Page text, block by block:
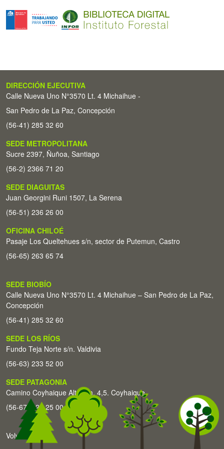
DIRECCIÓN EJECUTIVA
Calle Nueva Uno N°3570 Lt. 4 Michaihue -
San Pedro de La Paz, Concepción
(56-41) 285 32 60
SEDE METROPOLITANA
Sucre 2397, Ñuñoa, Santiago
(56-2) 2366 71 20
SEDE DIAGUITAS
Juan Georgini Runi 1507, La Serena
(56-51) 236 26 00
OFICINA CHILOÉ
Pasaje Los Queltehues s/n, sector de Putemun, Castro
(56-65) 263 65 74
SEDE BIOBÍO
Calle Nueva Uno N°3570 Lt. 4 Michaihue – San Pedro de La Paz,
Concepción
(56-41) 285 32 60
SEDE LOS RÍOS
Fundo Teja Norte s/n. Valdivia
(56-63) 233 52 00
SEDE PATAGONIA
Camino Coyhaique Alto Km. 4,5. Coyhaique
(56-67) 226 25 00
Volver arriba